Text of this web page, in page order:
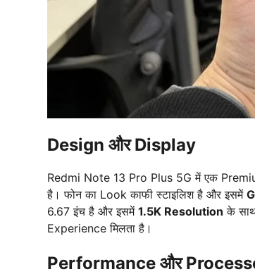
Design और Display
Redmi Note 13 Pro Plus 5G में एक
है। फोन का Look काफी स्टाइलिश है और इसमें
6.67 इंच है और इसमें 1.5K Resolution के
Experience मिलता है।
Performance और